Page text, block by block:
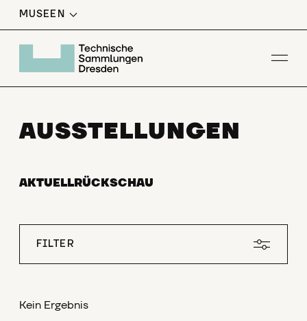
MUSEEN
AUSSTELLUNGEN
AKTUELL RÜCKSCHAU
FILTER
Kein Ergebnis